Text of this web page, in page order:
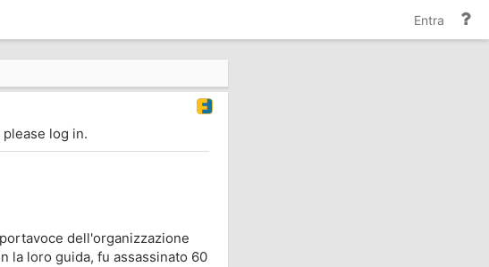
Entra
log in.
dell'organizzazione
la loro guida, fu assassinato 60